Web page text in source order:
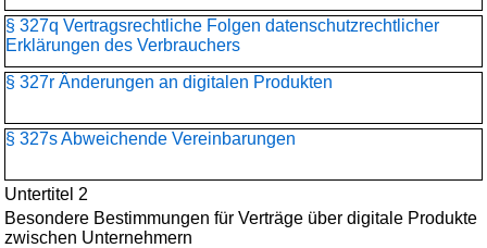
§ 327q Vertragsrechtliche Folgen datenschutzrechtlicher
Erklärungen des Verbrauchers
§ 327r Änderungen an digitalen Produkten
§ 327s Abweichende Vereinbarungen
Untertitel 2
Besondere Bestimmungen für Verträge über digitale Produkte
zwischen Unternehmern